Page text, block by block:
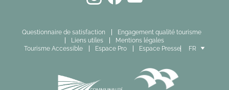
Questionnaire de satisfaction
Engagement qualité tourisme
Liens utiles
Mentions légales
Tourisme Accessible
Espace Pro Espace Presse
FR